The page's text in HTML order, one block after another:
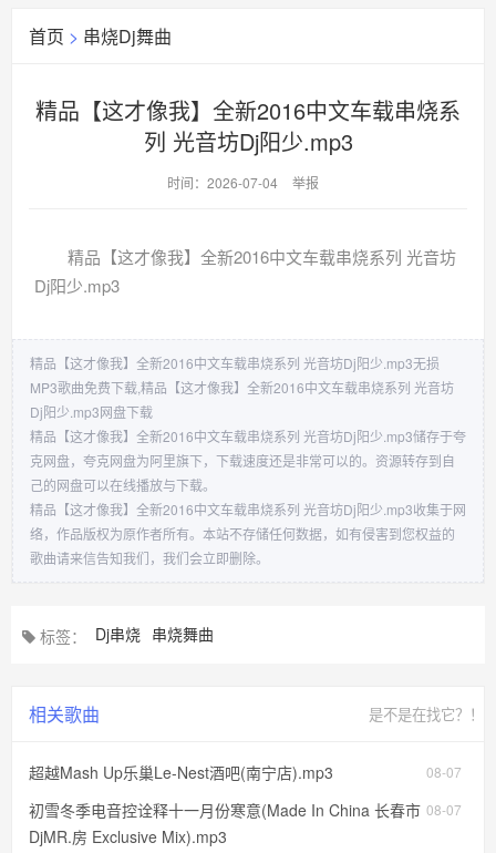
首页 > 串烧Dj舞曲
精品【这才像我】全新2016中文车载串烧系
列 光音坊Dj阳少.mp3
时间：2026-07-04 举报
精品【这才像我】全新2016中文车载串烧系列 光音坊
Dj阳少.mp3
精品【这才像我】全新2016中文车载串烧系列 光音坊Dj阳少.mp3无损
MP3歌曲免费下载,精品【这才像我】全新2016中文车载串烧系列 光音坊
Dj阳少.mp3网盘下载
精品【这才像我】全新2016中文车载串烧系列 光音坊Dj阳少.mp3储存于夸
克网盘，夸克网盘为阿里旗下，下载速度还是非常可以的。资源转存到自
己的网盘可以在线播放与下载。
精品【这才像我】全新2016中文车载串烧系列 光音坊Dj阳少.mp3收集于网
络，作品版权为原作者所有。本站不存储任何数据，如有侵害到您权益的
歌曲请来信告知我们，我们会立即删除。
标签： Dj串烧 串烧舞曲
相关歌曲 是不是在找它？！
08-07
超越Mash Up乐巢Le-Nest酒吧(南宁店).mp3
08-07
初雪冬季电音控诠释十一月份寒意(Made In China 长春市
DjMR.房 Exclusive Mix).mp3